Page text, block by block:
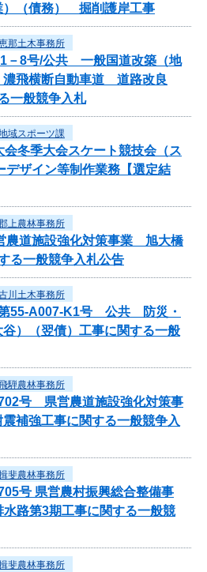
）（債務） 掘削護岸工事
那土木事務所
－8号/公共 一般国道改築（地
濃飛横断自動車道 道路改良
一般競争入札
域スポーツ課
冬季大会スケート競技会（ス
デザイン等制作業務【選定結
上農林事務所
農道施設強化対策事業 旭大橋
る一般競争入札公告
川土木事務所
第55-A007-K1号 公共 防災・
）（翌債）工事に関する一般
騨農林事務所
号 県営農道施設強化対策事
強工事に関する一般競争入
斐農林事務所
号 県営農村振興総合整備事
路第3期工事に関する一般競
斐農林事務所